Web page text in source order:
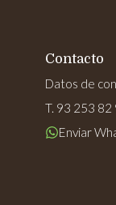
Contacto
Datos de
T. 93 253 82
Enviar